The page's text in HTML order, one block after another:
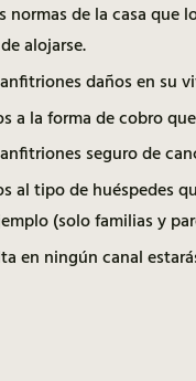
normas de la casa que
alojarse.
daños en su
a la forma de cobro
seguro de
al tipo de huéspedes
(solo familias y
en ningún canal